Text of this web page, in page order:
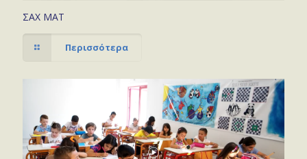
ΣΑΧ ΜΑΤ
Περισσότερα